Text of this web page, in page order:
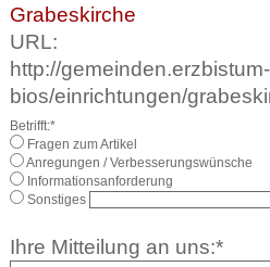
Grabeskirche
URL:
http://
bios/einrichtungen/
Betrifft:*
Fragen zum Artikel
Anregungen / Verbesserungswünsche
Informationsanforderung
Sonstiges
Ihre Mitteilung an uns:*